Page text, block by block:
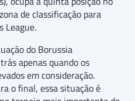
de classificação para
League.
do Borussia
apenas quando os
em consideração.
o final, essa situação é